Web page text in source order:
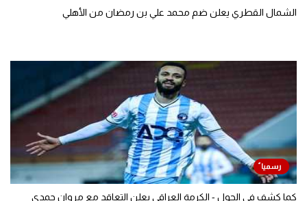
الشمال القطري يعلن ضم محمد علي بن رمضان من الأهلي
كما كشف في الجول - الكرمة العراقي يعلن التعاقد مع مروان حمدي